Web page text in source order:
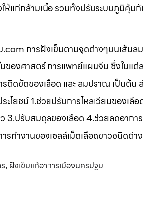
ห้แก่กล้ามเนื้อ รวมทั้งปรับระบบภูมิคุ้ม
การฝังเข็มตามจุดต่างๆบนเส้น
องศาสตร์ การแพทย์แผนจีน ซึ่งในแต่
ติดขัดของเลือด และ ลมปราณ เป็นต้น
โยชน์ 1.ช่วยปรับการไหลเวียนของเลื
ปรับสมดุลของเลือด 4.ช่วยลดอากา
รทำงานของเซลล์เม็ดเลือดขาวชนิดต่า
, ฝังเข็มแก้อาการเมืองนครปฐม